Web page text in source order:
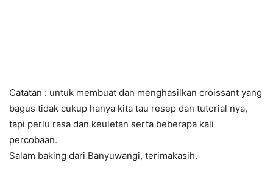
Catatan : untuk membuat dan menghasilkan croissant yang
bagus tidak cukup hanya kita tau resep dan tutorial nya,
tapi perlu rasa dan keuletan serta beberapa kali
percobaan.
Salam baking dari Banyuwangi, terimakasih.